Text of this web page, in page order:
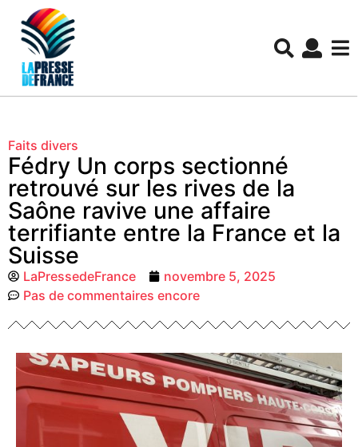
Faits divers
Fédry Un corps sectionné
retrouvé sur les rives de la
Saône ravive une affaire
terrifiante entre la France et la
Suisse
LaPressedeFrance
novembre 5, 2025
Pas de commentaires encore